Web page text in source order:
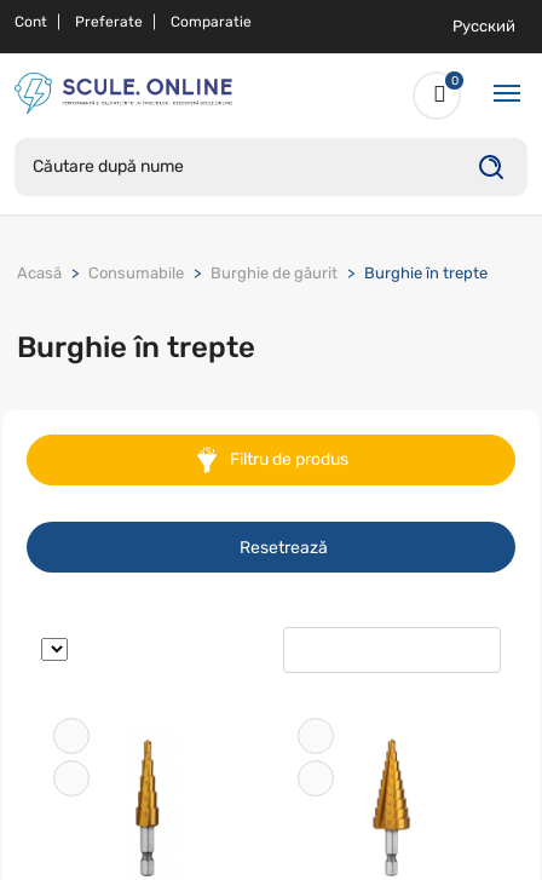
Cont Preferate Comparatie Русский
0
Acasă Consumabile Burghie de găurit Burghie în trepte
Burghie în trepte
Filtru de produs
Resetrează